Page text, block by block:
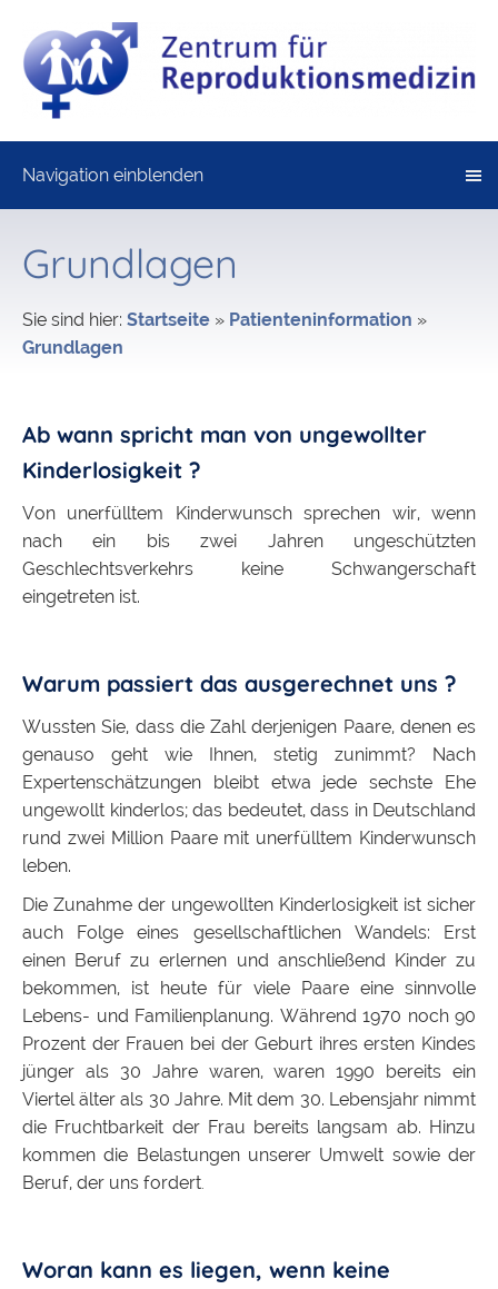
Navigation einblenden
Grundlagen
Sie sind hier: Startseite » Patienteninformation »
Grundlagen
Ab wann spricht man von ungewollter
Kinderlosigkeit ?
Von unerfülltem Kinderwunsch sprechen wir, wenn
nach ein bis zwei Jahren ungeschützten
Geschlechtsverkehrs keine Schwangerschaft
eingetreten ist.
Warum passiert das ausgerechnet uns ?
Wussten Sie, dass die Zahl derjenigen Paare, denen es
genauso geht wie Ihnen, stetig zunimmt? Nach
Expertenschätzungen bleibt etwa jede sechste Ehe
ungewollt kinderlos; das bedeutet, dass in Deutschland
rund zwei Million Paare mit unerfülltem Kinderwunsch
leben.
Die Zunahme der ungewollten Kinderlosigkeit ist sicher
auch Folge eines gesellschaftlichen Wandels: Erst
einen Beruf zu erlernen und anschließend Kinder zu
bekommen, ist heute für viele Paare eine sinnvolle
Lebens- und Familienplanung. Während 1970 noch 90
Prozent der Frauen bei der Geburt ihres ersten Kindes
jünger als 30 Jahre waren, waren 1990 bereits ein
Viertel älter als 30 Jahre. Mit dem 30. Lebensjahr nimmt
die Fruchtbarkeit der Frau bereits langsam ab. Hinzu
kommen die Belastungen unserer Umwelt sowie der
Beruf, der uns fordert.
Woran kann es liegen, wenn keine